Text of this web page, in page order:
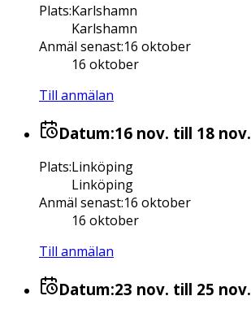
Plats:Karlshamn
Karlshamn
Anmäl senast:16 oktober
16 oktober
Till anmälan
Datum:16 nov. till 18 nov.
Plats:Linköping
Linköping
Anmäl senast:16 oktober
16 oktober
Till anmälan
Datum:23 nov. till 25 nov.